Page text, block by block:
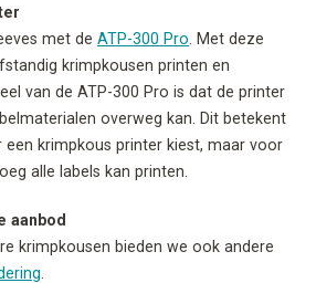
met de ATP-300 Pro . Met deze
krimpkousen printen en
van de ATP-300 Pro is dat de printer
overweg kan. Dit betekent
een krimpkous printer kiest, maar voor
alle labels kan printen.
aanbod
krimpkousen bieden we ook andere